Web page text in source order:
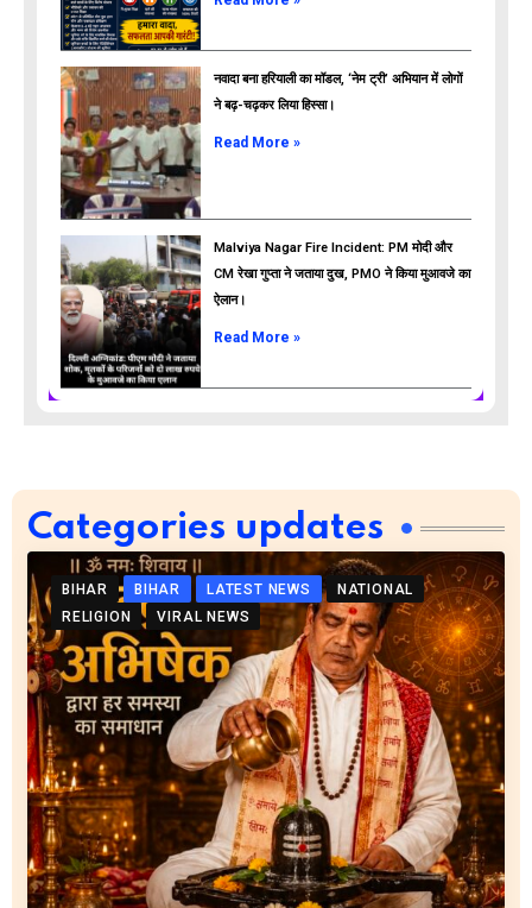
नवादा बना हरियाली का मॉडल, ‘नेम ट्री’ अभियान में लोगों
ने बढ़-चढ़कर लिया हिस्सा।
Read More »
Malviya Nagar Fire Incident: PM मोदी और
CM रेखा गुप्ता ने जताया दुख, PMO ने किया मुआवजे का
ऐलान।
Read More »
Categories updates
BIHAR BIHAR LATEST NEWS
NATIONAL
RELIGION
VIRAL NEWS